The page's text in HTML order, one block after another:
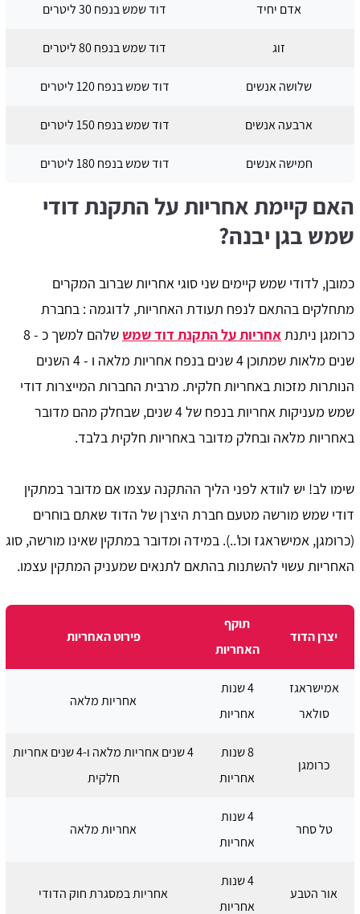
אדם יחיד דוד שמש בנפח 30 ליטרים
זוג דוד שמש בנפח 80 ליטרים
שלושה אנשים דוד שמש בנפח 120 ליטרים
ארבעה אנשים דוד שמש בנפח 150 ליטרים
חמישה אנשים דוד שמש בנפח 180 ליטרים
האם קיימת אחריות על התקנת דודי
שמש בגן יבנה?
כמובן, לדודי שמש קיימים שני סוגי אחריות שברוב המקרים
מתחלקים בהתאם לנפח תעודת האחריות, לדוגמה : בחברת
כרומגן ניתנתאחריות על התקנת דוד שמש
שלהם למשך כ - 8
שנים מלאות שמתוכן 4 שנים בנפח אחריות מלאה ו - 4 השנים
הנותרות מזכות באחריות חלקית. מרבית החברות המייצרות דודי
שמש מעניקות אחריות בנפח של 4 שנים, שבחלק מהם מדובר
באחריות מלאה ובחלק מדובר באחריות חלקית בלבד.
שימו לב! יש לוודא לפני הליך ההתקנה עצמו אם מדובר במתקין
דודי שמש מורשה מטעם חברת היצרן של הדוד שאתם בוחרים
(כרומגן, אמישראגז וכו'..). במידה ומדובר במתקין שאינו מורשה, סוג
האחריות עשוי להשתנות בהתאם לתנאים שמעניק המתקין עצמו.
יצרן הדוד
תוקף
האחריות
פירוט האחריות
אמישראגז
סולאר
4 שנות
אחריות
אחריות מלאה
כרומגן
8 שנות
אחריות
4 שנים אחריות מלאה ו-4 שנים אחריות
חלקית
טל סחר
4 שנות
אחריות
אחריות מלאה
אור הטבע
4 שנות
אחריות
אחריות במסגרת חוק הדודי